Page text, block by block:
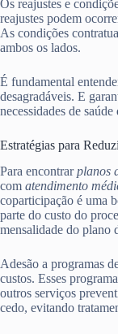
Os reajustes e
reajustes podem
As condições
ambos os lados.
É fundamental
desagradáveis. E
necessidades de
Estratégias para
Para encontrarplanos
com atendimento
coparticipação é uma
parte do custo do
mensalidade do plano
Adesão a programas
custos. Esses
outros serviços
cedo, evitando